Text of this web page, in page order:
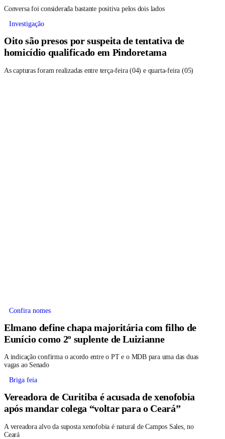
Conversa foi considerada bastante positiva pelos dois lados
Investigação
Oito são presos por suspeita de tentativa de
homicídio qualificado em Pindoretama
As capturas foram realizadas entre terça-feira (04) e quarta-feira (05)
Confira nomes
Elmano define chapa majoritária com filho de
Eunício como 2º suplente de Luizianne
A indicação confirma o acordo entre o PT e o MDB para uma das duas
vagas ao Senado
Briga feia
Vereadora de Curitiba é acusada de xenofobia
após mandar colega “voltar para o Ceará”
A vereadora alvo da suposta xenofobia é natural de Campos Sales, no
Ceará